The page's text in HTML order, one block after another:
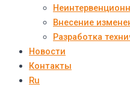
Внесение
Разработка
Новости
Контакты
Ru